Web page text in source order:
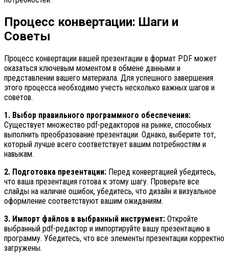
Процесс конвертации: Шаги и
Советы
Процесс конвертации вашей презентации в формат PDF может
оказаться ключевым моментом в обмене данными и
представлении вашего материала. Для успешного завершения
этого процесса необходимо учесть несколько важных шагов и
советов.
1. Выбор правильного программного обеспечения:
Существует множество pdf-редакторов на рынке, способных
выполнить преобразование презентации. Однако, выберите тот,
который лучше всего соответствует вашим потребностям и
навыкам.
2. Подготовка презентации: Перед конвертацией убедитесь,
что ваша презентация готова к этому шагу. Проверьте все
слайды на наличие ошибок, убедитесь, что дизайн и визуальное
оформление соответствуют вашим ожиданиям.
3. Импорт файлов в выбранный инструмент: Откройте
выбранный pdf-редактор и импортируйте вашу презентацию в
программу. Убедитесь, что все элементы презентации корректно
загружены.